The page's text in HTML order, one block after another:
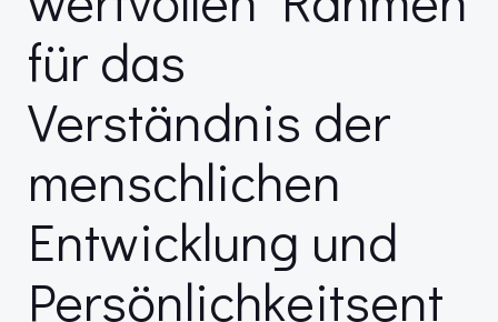
für das
Verständnis der
menschlichen
Entwicklung und
Persönlichkeitsent